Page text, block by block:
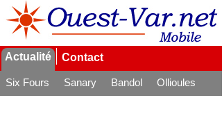
Actualité Contact
Six Fours Sanary Bandol
Ollioules